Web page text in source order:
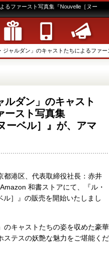
るファースト写真集『Nouvelle［ヌー
ジャルダン」のキャストたちによるファ
ルダン」のキャスト
ースト写真集
ーベル］』が、アマ
都港区、代表取締役社長：赤井
和書ストアにて、『ル・
］』の販売を開始いたしまし
のキャストたちの姿を収めた豪華
テスの妖艶な魅力をご堪能くだ